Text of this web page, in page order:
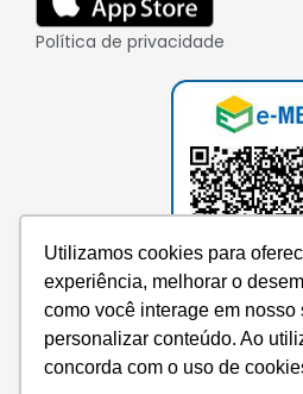
Utilizamos cookies para
experiência, melhorar o
como você interage em nosso
personalizar conteúdo. Ao
concorda com o uso de
Política de privacidade
Consulte aqui o cadastro